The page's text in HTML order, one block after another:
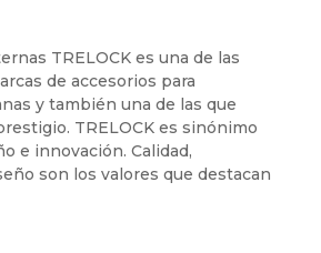
TRELOCK es una de las
de accesorios para
y también una de las que
TRELOCK es sinónimo
e innovación. Calidad,
son los valores que destacan